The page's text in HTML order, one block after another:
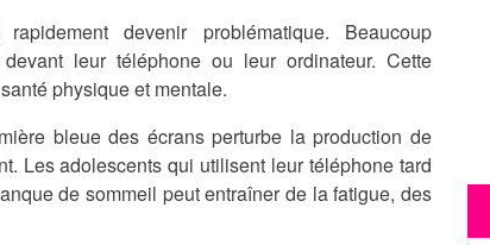
devenir problématique. Beaucoup
leur téléphone ou leur ordinateur. Cette
physique et mentale.
bleue des écrans perturbe la production de
Les adolescents qui utilisent leur téléphone tard
de sommeil peut entraîner de la fatigue, des